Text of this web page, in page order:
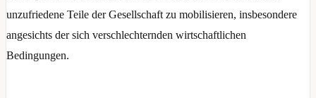
unzufriedene Teile der Gesellschaft zu mobilisieren, insbesondere
angesichts der sich verschlechternden wirtschaftlichen
Bedingungen.